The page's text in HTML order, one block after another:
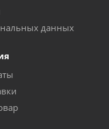
данных